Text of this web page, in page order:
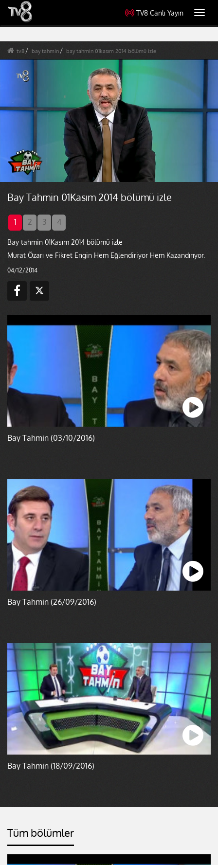
TV8 Canlı Yayın
tv8 bay tahmin bay tahmin 01kasım 2014 bölümü izle
Bay Tahmin 01Kasım 2014 bölümü izle
1 2 3 4
Bay tahmin 01Kasım 2014 bölümü izle
Murat Özarı ve Fikret Engin Hem Eğlendiriyor Hem Kazandırıyor.
04/12/2014
Bay Tahmin (03/10/2016)
Bay Tahmin (26/09/2016)
Bay Tahmin (18/09/2016)
Tüm bölümler